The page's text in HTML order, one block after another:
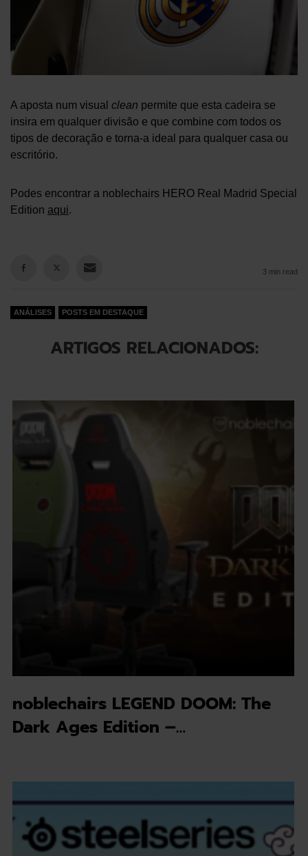
A aposta num visual clean permite que esta cadeira se
insira em qualquer divisão e que combine com todos os
tipos de decoração e torna-a ideal para qualquer casa ou
escritório.
Podes encontrar a noblechairs HERO Real Madrid Special
Edition aqui.
3 min read
ANÁLISES POSTS EM DESTAQUE
ARTIGOS RELACIONADOS:
noblechairs LEGEND DOOM: The
Dark Ages Edition –…